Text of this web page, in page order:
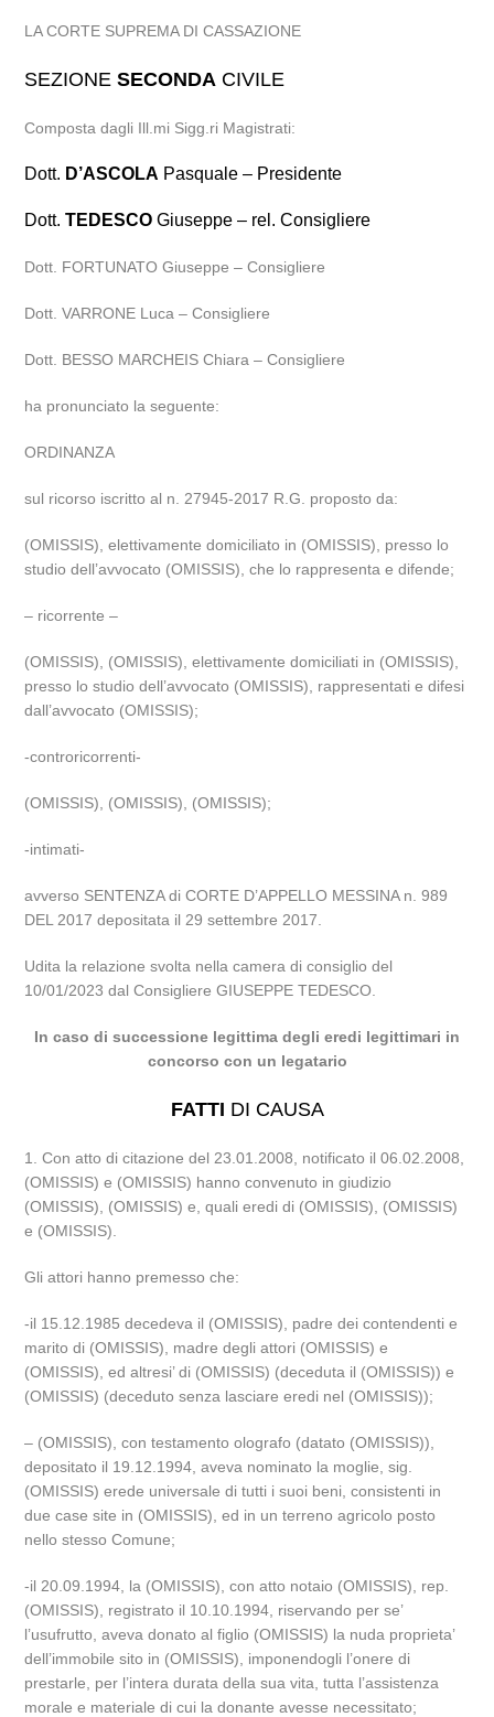
LA CORTE SUPREMA DI CASSAZIONE
SEZIONESECONDA CIVILE
Composta dagli Ill.mi Sigg.ri Magistrati:
Dott. D’ASCOLA Pasquale – Presidente
Dott.TEDESCO Giuseppe – rel. Consigliere
Dott. FORTUNATO Giuseppe – Consigliere
Dott. VARRONE Luca – Consigliere
Dott. BESSO MARCHEIS Chiara – Consigliere
ha pronunciato la seguente:
ORDINANZA
sul ricorso iscritto al n. 27945-2017 R.G. proposto da:
(OMISSIS), elettivamente domiciliato in (OMISSIS), presso lo
studio dell’avvocato (OMISSIS), che lo rappresenta e difende;
– ricorrente –
(OMISSIS), (OMISSIS), elettivamente domiciliati in (OMISSIS),
presso lo studio dell’avvocato (OMISSIS), rappresentati e difesi
dall’avvocato (OMISSIS);
-controricorrenti-
(OMISSIS), (OMISSIS), (OMISSIS);
-intimati-
avverso SENTENZA di CORTE D’APPELLO MESSINA n. 989
DEL 2017 depositata il 29 settembre 2017.
Udita la relazione svolta nella camera di consiglio del
10/01/2023 dal Consigliere GIUSEPPE TEDESCO.
In caso di successione legittima degli eredi legittimari in
concorso con un legatario
FATTI DI CAUSA
1. Con atto di citazione del 23.01.2008, notificato il 06.02.2008,
(OMISSIS) e (OMISSIS) hanno convenuto in giudizio
(OMISSIS), (OMISSIS) e, quali eredi di (OMISSIS), (OMISSIS)
e (OMISSIS).
Gli attori hanno premesso che:
-il 15.12.1985 decedeva il (OMISSIS), padre dei contendenti e
marito di (OMISSIS), madre degli attori (OMISSIS) e
(OMISSIS), ed altresi’ di (OMISSIS) (deceduta il (OMISSIS)) e
(OMISSIS) (deceduto senza lasciare eredi nel (OMISSIS));
– (OMISSIS), con testamento olografo (datato (OMISSIS)),
depositato il 19.12.1994, aveva nominato la moglie, sig.
(OMISSIS) erede universale di tutti i suoi beni, consistenti in
due case site in (OMISSIS), ed in un terreno agricolo posto
nello stesso Comune;
-il 20.09.1994, la (OMISSIS), con atto notaio (OMISSIS), rep.
(OMISSIS), registrato il 10.10.1994, riservando per se’
l’usufrutto, aveva donato al figlio (OMISSIS) la nuda proprieta’
dell’immobile sito in (OMISSIS), imponendogli l’onere di
prestarle, per l’intera durata della sua vita, tutta l’assistenza
morale e materiale di cui la donante avesse necessitato;